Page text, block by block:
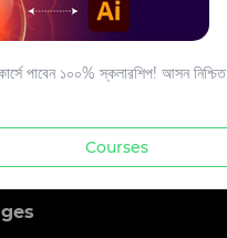
পাবেন ১০০% স্কলারশিপ! আসন নিশ্চিত
Courses